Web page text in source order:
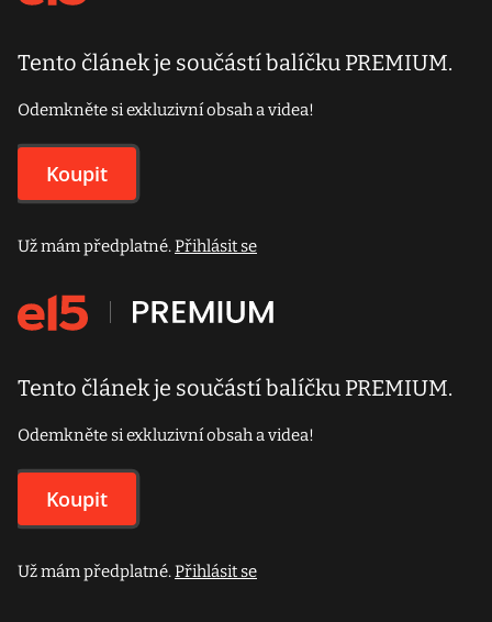
Tento článek je součástí balíčku PREMIUM.
Odemkněte si exkluzivní obsah a videa!
Koupit
Už mám předplatné.Přihlásit se
Tento článek je součástí balíčku PREMIUM.
Odemkněte si exkluzivní obsah a videa!
Koupit
Už mám předplatné.Přihlásit se